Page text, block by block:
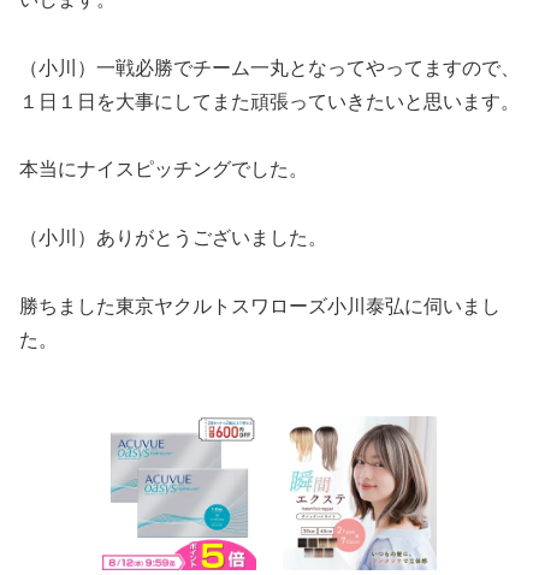
（小川）一戦必勝でチーム一丸となってやってますので、
１日１日を大事にしてまた頑張っていきたいと思います。
本当にナイスピッチングでした。
（小川）ありがとうございました。
勝ちました東京ヤクルトスワローズ小川泰弘に伺いまし
た。